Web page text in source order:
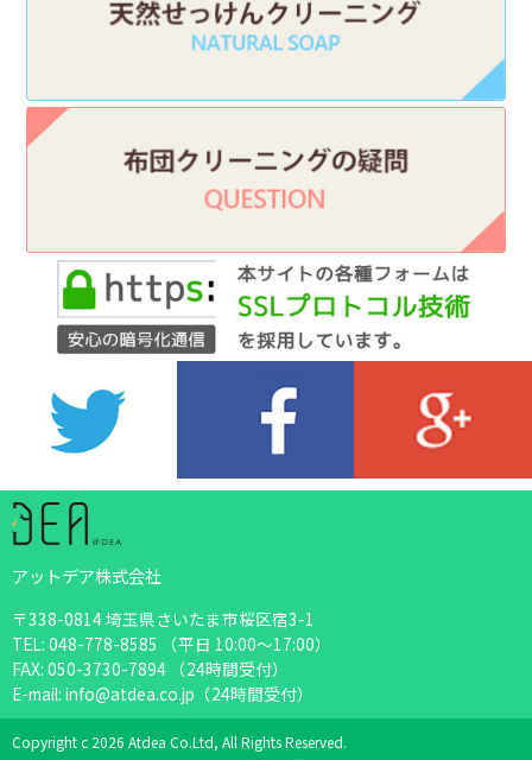
アットデア株式会社
〒338-0814 埼玉県さいたま市桜区宿3-1
TEL: 048-778-8585 （平日 10:00～17:00）
FAX: 050-3730-7894 （24時間受付）
E-mail: info@atdea.co.jp（24時間受付）
Copyright c 2026 Atdea Co.Ltd, All Rights Reserved.